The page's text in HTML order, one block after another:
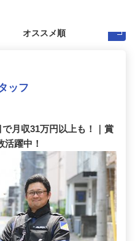
ッフ
月収31万円以上も！｜賞
活躍中！